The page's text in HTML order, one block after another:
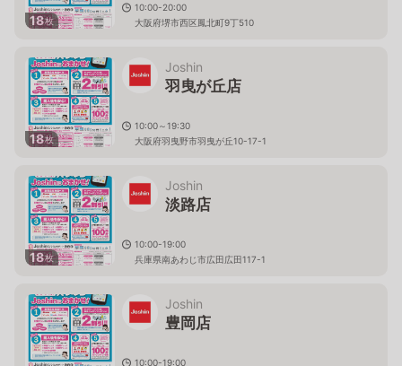
18枚
10:00-20:00
大阪府堺市西区鳳北町9丁510
18枚
Joshin
羽曳が丘店
10:00～19:30
大阪府羽曳野市羽曳が丘10-17-1
18枚
Joshin
淡路店
10:00-19:00
兵庫県南あわじ市広田広田117-1
Joshin
豊岡店
10:00-19:00